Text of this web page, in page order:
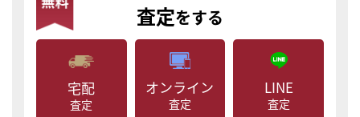
査定をする
宅配
査定
オンライン
査定
LINE
査定